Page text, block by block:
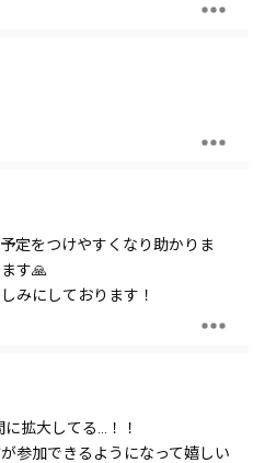
定をつけやすくなり助かりま
す🙏
みにしております！
拡大してる…！！
参加できるようになって嬉しい